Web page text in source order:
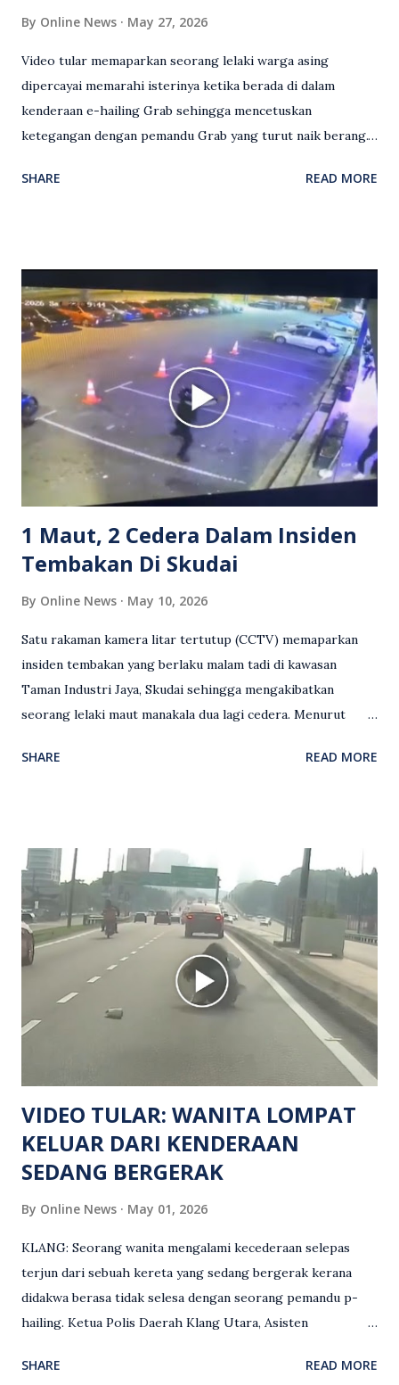
By Online News May 27, 2026
Video tular memaparkan seorang lelaki warga asing
dipercayai memarahi isterinya ketika berada di dalam
kenderaan e-hailing Grab sehingga mencetuskan
ketegangan dengan pemandu Grab yang turut naik berang.
antara seorang lelaki warga asing dengan pemandu Grab
Grab bertindak mempertahankan wanita terbabit sebelum
berlaku pertikaman lidah antara kedua-dua pihak. Video
berkenaan kini tular di media sosial dan mendapat pelbagai
reaksi orang ramai. Antara komen orang awam yang tular di
media sosial mengenai insiden tersebut ialah ramai yang
meluahkan rasa marah terhadap tindakan lelaki berkenaan
serta memuji pemandu Grab kerana campur tangan.
Sebahagian netizen turut meminta pihak berkuasa
mengambil tindakan tegas, manakala ada yang bersimpati
terhadap wanita dipercayai menjadi mangs...
SHARE READ MORE
1 Maut, 2 Cedera Dalam Insiden
Tembakan Di Skudai
By Online News May 10, 2026
Satu rakaman kamera litar tertutup (CCTV) memaparkan
insiden tembakan yang berlaku malam tadi di kawasan
Taman Industri Jaya, Skudai sehingga mengakibatkan
seorang lelaki maut manakala dua lagi cedera. Menurut
kejadian berlaku sekitar jam 11 malam dan pihak polis
hiburan di kawasan berkenaan. Seorang mangsa disahkan
meninggal dunia di lokasi kejadian akibat terkena tembakan,
manakala seorang lagi mangsa mengalami kecederaan.
Turut dipercayai terdapat seorang lagi individu cedera
namun identitinya masih belum dikenal pasti selepas dibawa
keluar dari lokasi oleh kenalannya. Polis kini sedang giat
mengesan dua suspek yang masih bebas bagi membantu
siasatan lanjut. Kes disiasat mengikut Seksyen 302 Kanun
Keseksaan kerana membunuh. Orang ramai yang mempunyai
maklumat diminta t...
SHARE READ MORE
VIDEO TULAR: WANITA LOMPAT
KELUAR DARI KENDERAAN
SEDANG BERGERAK
By Online News May 01, 2026
KLANG: Seorang wanita mengalami kecederaan selepas
terjun dari sebuah kereta yang sedang bergerak kerana
didakwa berasa tidak selesa dengan seorang pemandu p-
hailing. Ketua Polis Daerah Klang Utara, Asisten
(2 Mei), berkata pemandu berusia 47 tahun itu telah
SHARE READ MORE